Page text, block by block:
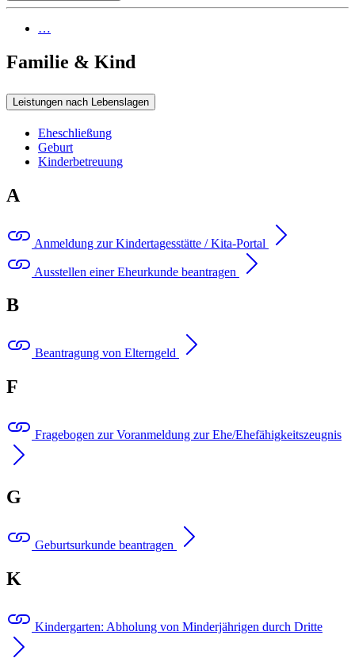
…
Familie & Kind
Leistungen nach Lebenslagen
Eheschließung
Geburt
Kinderbetreuung
A
Anmeldung zur Kindertagesstätte / Kita-Portal
Ausstellen einer Eheurkunde beantragen
B
Beantragung von Elterngeld
F
Fragebogen zur Voranmeldung zur Ehe/Ehefähigkeitszeugnis
G
Geburtsurkunde beantragen
K
Kindergarten: Abholung von Minderjährigen durch Dritte